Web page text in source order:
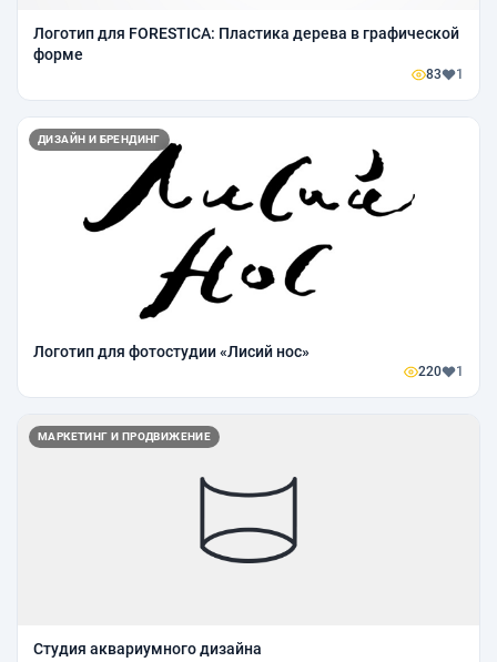
Логотип для FORESTICA: Пластика дерева в графической
форме
83 1
ДИЗАЙН И БРЕНДИНГ
Логотип для фотостудии «Лисий нос»
220 1
МАРКЕТИНГ И ПРОДВИЖЕНИЕ
Студия аквариумного дизайна